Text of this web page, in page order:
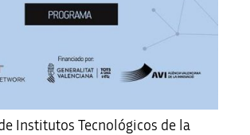
Institutos Tecnológicos de la